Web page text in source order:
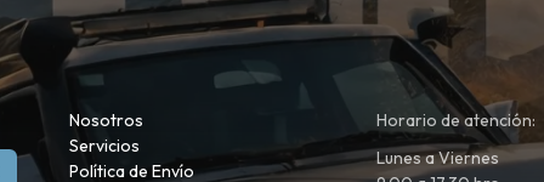
Nosotros
Servicios
Política de Envío
Horario de atención:
Lunes a Viernes